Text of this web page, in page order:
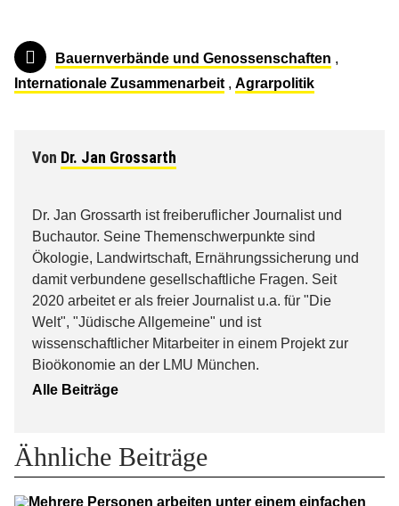
Von Dr. Jan Grossarth
Dr. Jan Grossarth ist freiberuflicher Journalist und
Buchautor. Seine Themenschwerpunkte sind
Ökologie, Landwirtschaft, Ernährungssicherung und
damit verbundene gesellschaftliche Fragen. Seit
2020 arbeitet er als freier Journalist u.a. für "Die
Welt", "Jüdische Allgemeine" und ist
wissenschaftlicher Mitarbeiter in einem Projekt zur
Bioökonomie an der LMU München.
Alle Beiträge
Bauernverbände und Genossenschaften ,
Internationale Zusammenarbeit , Agrarpolitik
Ähnliche Beiträge